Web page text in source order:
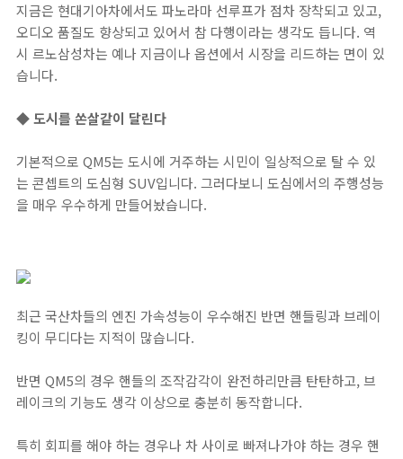
지금은 현대기아차에서도 파노라마 선루프가 점차 장착되고 있고,
오디오 품질도 향상되고 있어서 참 다행이라는 생각도 듭니다. 역
시 르노삼성차는 예나 지금이나 옵션에서 시장을 리드하는 면이 있
습니다.
◆ 도시를 쏜살같이 달린다
기본적으로 QM5는 도시에 거주하는 시민이 일상적으로 탈 수 있
는 콘셉트의 도심형 SUV입니다. 그러다보니 도심에서의 주행성능
을 매우 우수하게 만들어놨습니다.
최근 국산차들의 엔진 가속성능이 우수해진 반면 핸들링과 브레이
킹이 무디다는 지적이 많습니다.
반면 QM5의 경우 핸들의 조작감각이 완전하리만큼 탄탄하고, 브
레이크의 기능도 생각 이상으로 충분히 동작합니다.
특히 회피를 해야 하는 경우나 차 사이로 빠져나가야 하는 경우 핸